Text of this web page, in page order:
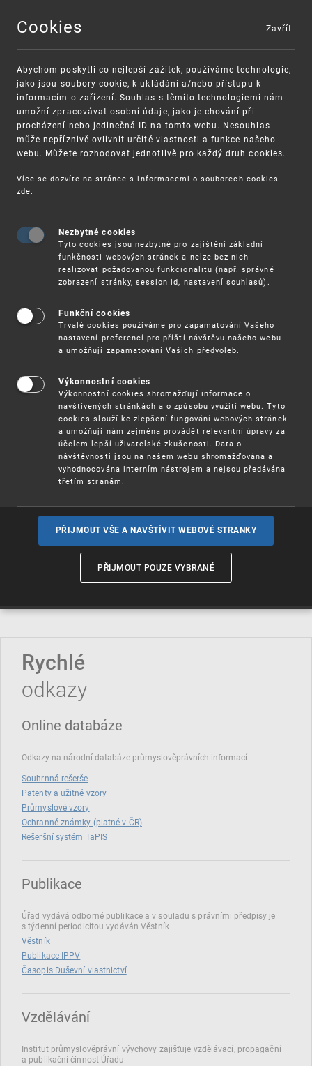
MENU
VAROVÁNÍ
Finanční podpora
Vynálezy / Patenty
Užitnévzory
Ochrannéznámky
Označení původua zeměpisná
Rychlé
odkazy
Online databáze
Odkazy na národní databáze průmyslověprávních informací
Souhrnná rešerše
Patenty a užitné vzory
Průmyslové vzory
Ochranné známky (platné v ČR)
Rešeršní systém TaPIS
Publikace
Úřad vydává odborné publikace a v souladu s právními předpisy je
s týdenní periodicitou vydáván Věstník
Věstník
Publikace IPPV
Časopis Duševní vlastnictví
Vzdělávání
Institut průmyslověprávní výychovy zajišťuje vzdělávací, propagační
a publikační činnost Úřadu
Cookies
Abychom poskytli co nejlepší zážitek, používáme technologie,
jako jsou soubory cookie, k ukládání a/nebo přístupu k
informacím o zařízení. Souhlas s těmito technologiemi nám
umožní zpracovávat osobní údaje, jako je chování při
procházení nebo jedinečná ID na tomto webu. Nesouhlas
může nepříznivě ovlivnit určité vlastnosti a funkce našeho
webu. Můžete rozhodovat jednotlivě pro každý druh cookies.
Více se dozvíte na stránce s informacemi o souborech cookies
zde.
Nezbytné cookies
Tyto cookies jsou nezbytné pro zajištění základní
funkčnosti webových stránek a nelze bez nich
realizovat požadovanou funkcionalitu (např. správné
zobrazení stránky, session id, nastavení souhlasů).
Funkční cookies
Trvalé cookies používáme pro zapamatování Vašeho
nastavení preferencí pro příští návštěvu našeho webu
a umožňují zapamatování Vašich předvoleb.
Výkonnostní cookies
Výkonnostní cookies shromažďují informace o
navštívených stránkách a o způsobu využití webu. Tyto
cookies slouží ke zlepšení fungování webových stránek
a umožňují nám zejména provádět relevantní úpravy za
účelem lepší uživatelské zkušenosti. Data o
návštěvnosti jsou na našem webu shromažďována a
vyhodnocována interním nástrojem a nejsou předávána
třetím stranám.
PŘIJMOUT VŠE A NAVŠTÍVIT WEBOVÉ STRANKY
PŘIJMOUT POUZE VYBRANÉ
Zavřít